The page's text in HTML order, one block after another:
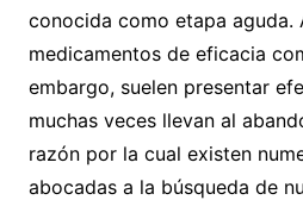
conocida como etapa aguda.
medicamentos de eficacia
embargo, suelen presentar
muchas veces llevan al
razón por la cual existen
abocadas a la búsqueda de